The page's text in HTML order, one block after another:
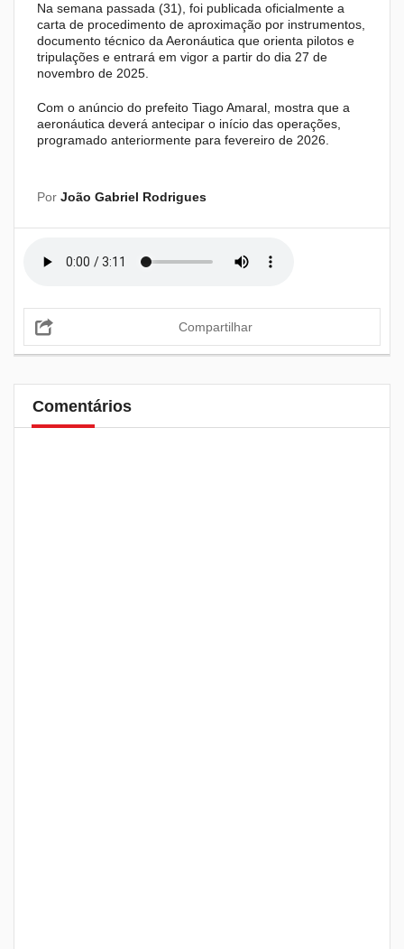
Na semana passada (31), foi publicada oficialmente a
carta de procedimento de aproximação por instrumentos,
documento técnico da Aeronáutica que orienta pilotos e
tripulações e entrará em vigor a partir do dia 27 de
novembro de 2025.
Com o anúncio do prefeito Tiago Amaral, mostra que a
aeronáutica deverá antecipar o início das operações,
programado anteriormente para fevereiro de 2026.
Por João Gabriel Rodrigues
Compartilhar
Comentários